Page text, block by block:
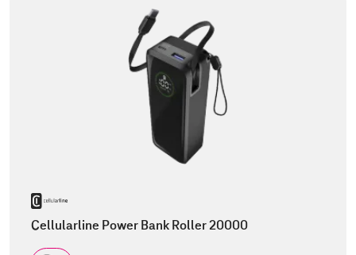
Cellularline Power Bank Roller 20000